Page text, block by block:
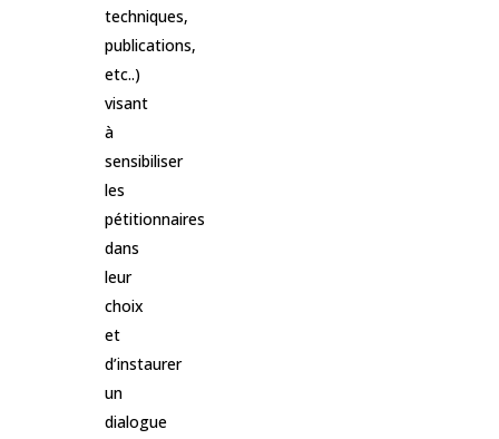
techniques,
publications,
etc..)
visant
à
sensibiliser
les
pétitionnaires
dans
leur
choix
et
d’instaurer
un
dialogue